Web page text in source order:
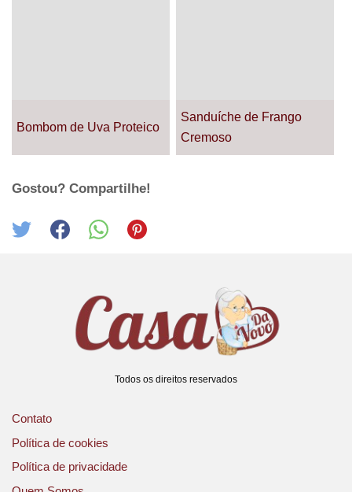
Bombom de Uva Proteico
Sanduíche de Frango
Cremoso
Gostou? Compartilhe!
Todos os direitos reservados
Contato
Política de cookies
Política de privacidade